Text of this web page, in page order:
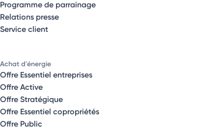
Programme de parrainage
Relations presse
Service client
Achat d'énergie
Offre Essentiel entreprises
Offre Active
Offre Stratégique
Offre Essentiel copropriétés
Offre Public